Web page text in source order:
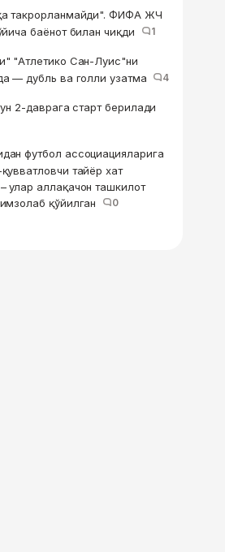
такрорланмайди". ФИФА ЖЧ
баёнот билан чиқди
1
"Атлетико Сан-Луис"ни
— дубль ва голли узатма
4
2-даврага старт берилади
футбол ассоциацияларига
тайёр хат
улар аллақачон ташкилот
қўйилган
0